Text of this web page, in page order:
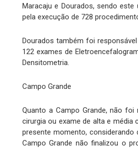
Maracaju e Dourados, sendo este
pela execução de 728
Dourados também foi
122 exames de
Densitometria.
Campo Grande
Quanto a Campo Grande, não foi
cirurgia ou exame de alta e média
presente momento, considerando
Campo Grande não finalizou o